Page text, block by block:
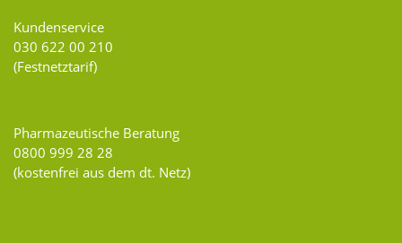
Kundenservice
030 622 00 210
(Festnetztarif)
Pharmazeutische Beratung
0800 999 28 28
(kostenfrei aus dem dt. Netz)